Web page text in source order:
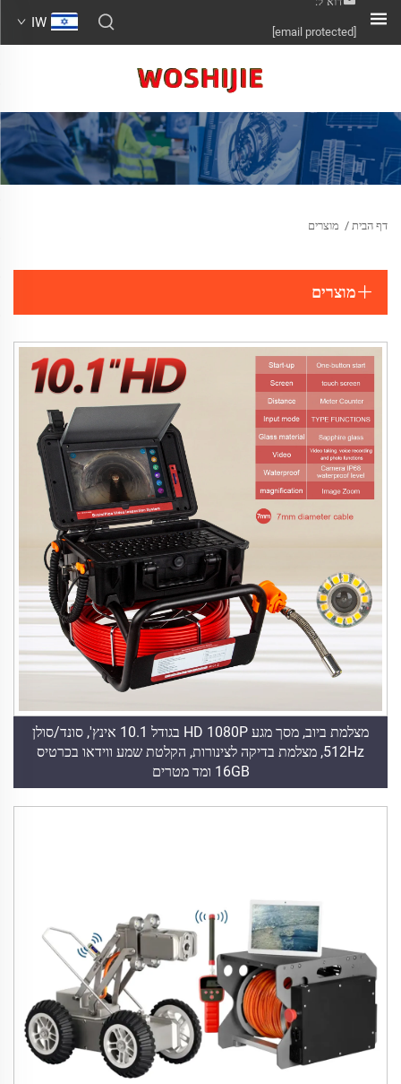
IW
דף הבית / מוצרים
מוצרים
מצלמת ביוב, מסך מגע HD 1080P בגודל 10.1 אינץ', סונד/סולן
512Hz, מצלמת בדיקה לצינורות, הקלטת שמע ווידאו בכרטיס
16GB ומד מטרים